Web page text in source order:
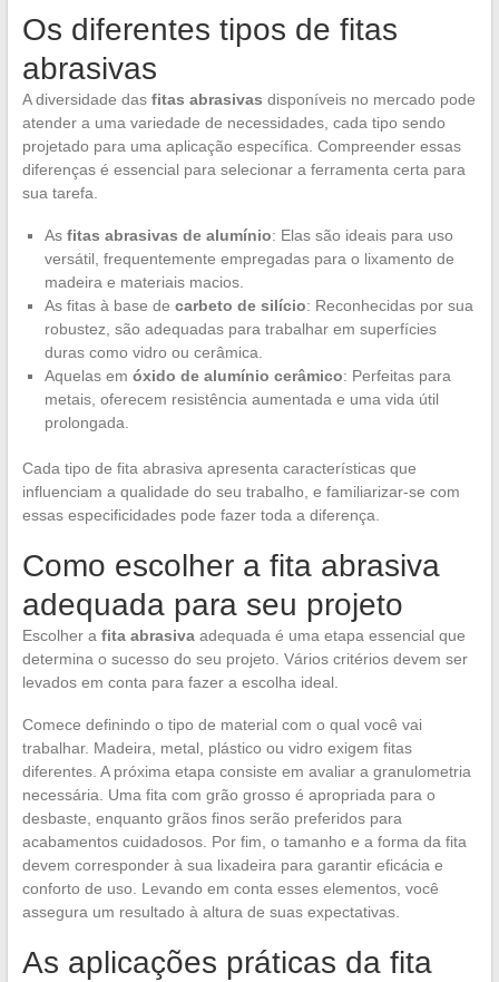
Os diferentes tipos de fitas
abrasivas
A diversidade das fitas abrasivas disponíveis no mercado pode
atender a uma variedade de necessidades, cada tipo sendo
projetado para uma aplicação específica. Compreender essas
diferenças é essencial para selecionar a ferramenta certa para
sua tarefa.
As fitas abrasivas de alumínio: Elas são ideais para uso
versátil, frequentemente empregadas para o lixamento de
madeira e materiais macios.
As fitas à base de carbeto de silício: Reconhecidas por sua
robustez, são adequadas para trabalhar em superfícies
duras como vidro ou cerâmica.
Aquelas em óxido de alumínio cerâmico: Perfeitas para
metais, oferecem resistência aumentada e uma vida útil
prolongada.
Cada tipo de fita abrasiva apresenta características que
influenciam a qualidade do seu trabalho, e familiarizar-se com
essas especificidades pode fazer toda a diferença.
Como escolher a fita abrasiva
adequada para seu projeto
Escolher a fita abrasivaadequada é uma etapa essencial que
determina o sucesso do seu projeto. Vários critérios devem ser
levados em conta para fazer a escolha ideal.
Comece definindo o tipo de material com o qual você vai
trabalhar. Madeira, metal, plástico ou vidro exigem fitas
diferentes. A próxima etapa consiste em avaliar a granulometria
necessária. Uma fita com grão grosso é apropriada para o
desbaste, enquanto grãos finos serão preferidos para
acabamentos cuidadosos. Por fim, o tamanho e a forma da fita
devem corresponder à sua lixadeira para garantir eficácia e
conforto de uso. Levando em conta esses elementos, você
assegura um resultado à altura de suas expectativas.
As aplicações práticas da fita